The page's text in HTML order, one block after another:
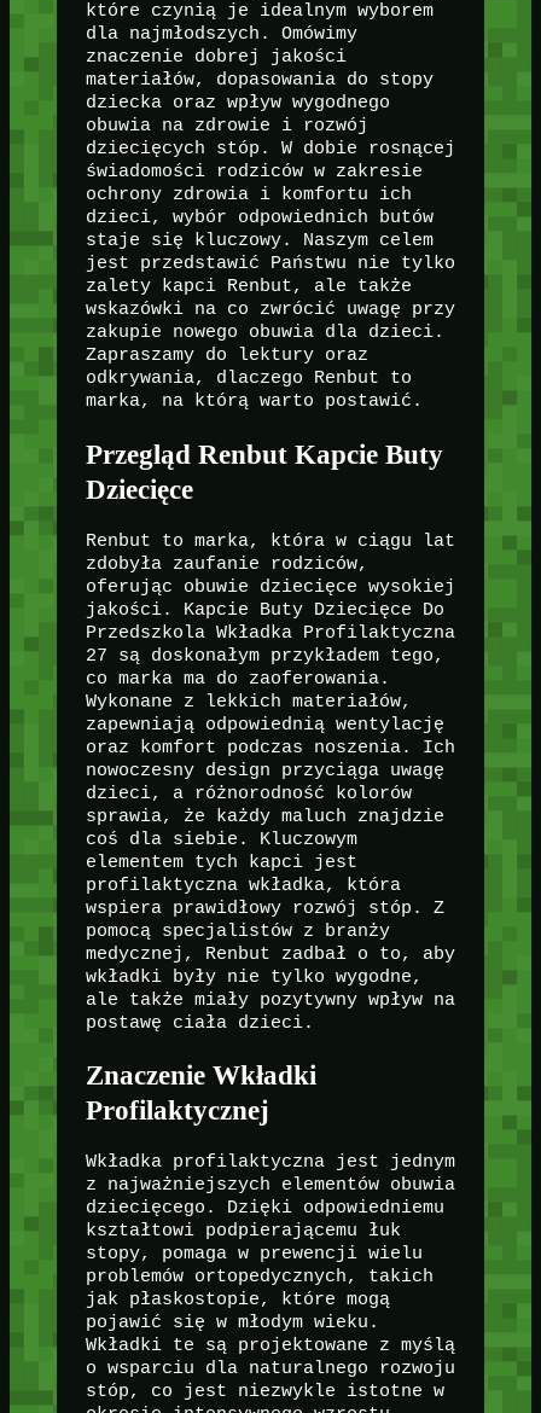
które czynią je idealnym wyborem
dla najmłodszych. Omówimy
znaczenie dobrej jakości
materiałów, dopasowania do stopy
dziecka oraz wpływ wygodnego
obuwia na zdrowie i rozwój
dziecięcych stóp. W dobie rosnącej
świadomości rodziców w zakresie
ochrony zdrowia i komfortu ich
dzieci, wybór odpowiednich butów
staje się kluczowy. Naszym celem
jest przedstawić Państwu nie tylko
zalety kapci Renbut, ale także
wskazówki na co zwrócić uwagę przy
zakupie nowego obuwia dla dzieci.
Zapraszamy do lektury oraz
odkrywania, dlaczego Renbut to
marka, na którą warto postawić.
Przegląd Renbut Kapcie Buty
Dziecięce
Renbut to marka, która w ciągu lat
zdobyła zaufanie rodziców,
oferując obuwie dziecięce wysokiej
jakości. Kapcie Buty Dziecięce Do
Przedszkola Wkładka Profilaktyczna
27 są doskonałym przykładem tego,
co marka ma do zaoferowania.
Wykonane z lekkich materiałów,
zapewniają odpowiednią wentylację
oraz komfort podczas noszenia. Ich
nowoczesny design przyciąga uwagę
dzieci, a różnorodność kolorów
sprawia, że każdy maluch znajdzie
coś dla siebie. Kluczowym
elementem tych kapci jest
profilaktyczna wkładka, która
wspiera prawidłowy rozwój stóp. Z
pomocą specjalistów z branży
medycznej, Renbut zadbał o to, aby
wkładki były nie tylko wygodne,
ale także miały pozytywny wpływ na
postawę ciała dzieci.
Znaczenie Wkładki
Profilaktycznej
Wkładka profilaktyczna jest jednym
z najważniejszych elementów obuwia
dziecięcego. Dzięki odpowiedniemu
kształtowi podpierającemu łuk
stopy, pomaga w prewencji wielu
problemów ortopedycznych, takich
jak płaskostopie, które mogą
pojawić się w młodym wieku.
Wkładki te są projektowane z myślą
o wsparciu dla naturalnego rozwoju
stóp, co jest niezwykle istotne w